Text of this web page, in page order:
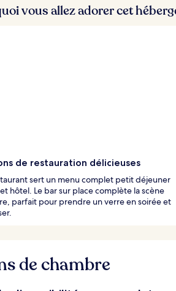
vous allez adorer cet
de restauration délicieuses
sert un menu complet petit déjeuner
hôtel. Le bar sur place complète la scène
parfait pour prendre un verre en soirée et
de chambre